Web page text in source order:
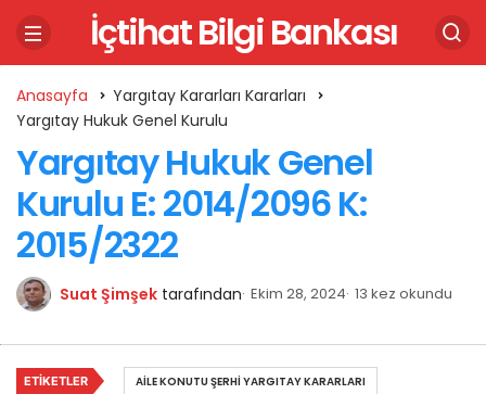
İçtihat Bilgi Bankası
Anasayfa
Yargıtay Kararları Kararları
Yargıtay Hukuk Genel Kurulu
Yargıtay Hukuk Genel
Kurulu E: 2014/2096 K:
2015/2322
Suat Şimşek tarafından Ekim 28, 2024 13 kez okundu
ETIKETLER AILE KONUTU ŞERHI YARGITAY KARARLARI